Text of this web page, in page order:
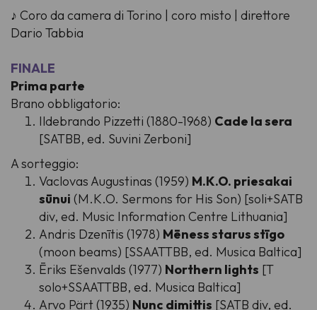
♪ Coro da camera di Torino | coro misto | direttore
Dario Tabbia
FINALE
Prima parte
Brano obbligatorio:
Ildebrando Pizzetti (1880-1968) Cade la sera
[SATBB, ed. Suvini Zerboni]
A sorteggio:
Vaclovas Augustinas (1959) M.K.O. priesakai
sūnui (M.K.O. Sermons for His Son) [soli+SATB
div, ed. Music Information Centre Lithuania]
Andris Dzenītis (1978) Mēness starus stīgo
(moon beams) [SSAATTBB, ed. Musica Baltica]
Ēriks Ešenvalds (1977) Northern lights [T
solo+SSAATTBB, ed. Musica Baltica]
Arvo Pärt (1935) Nunc dimittis [SATB div, ed.